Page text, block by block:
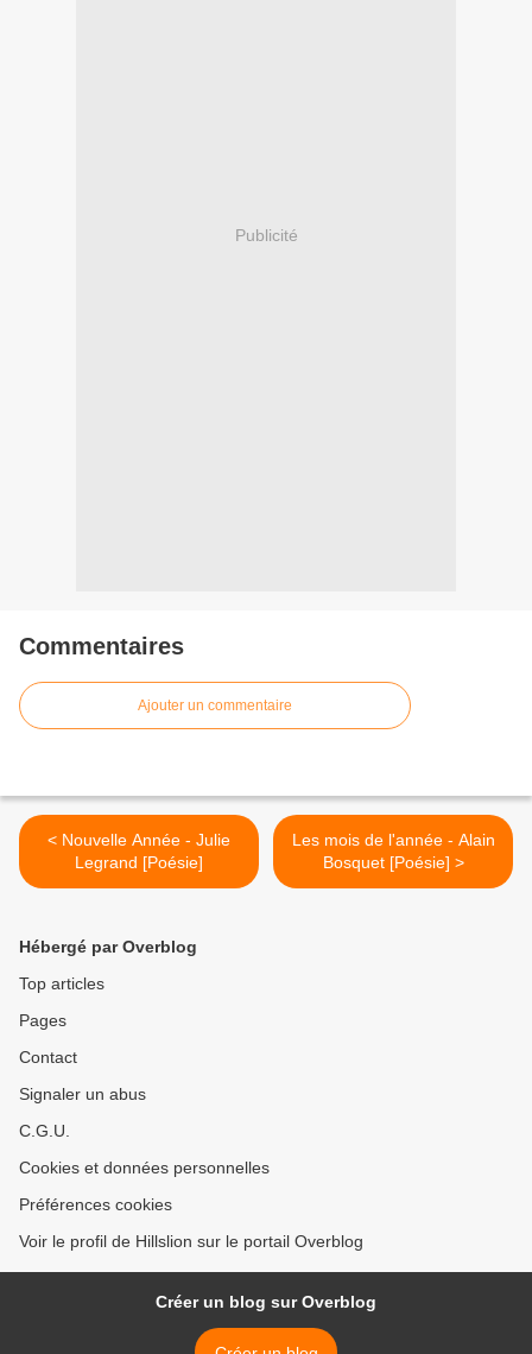
Publicité
Commentaires
Ajouter un commentaire
< Nouvelle Année - Julie
Legrand [Poésie]
Les mois de l'année - Alain
Bosquet [Poésie] >
Hébergé par Overblog
Top articles
Pages
Contact
Signaler un abus
C.G.U.
Cookies et données personnelles
Préférences cookies
Voir le profil de Hillslion sur le portail Overblog
Créer un blog sur Overblog